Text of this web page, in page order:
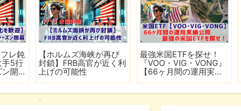
フレ鈍
手5行
開
【ホルムズ海峡が再び
封鎖】FRB高官が近く利
上げの可能性
最強米国ETFを探せ！
『VOO・VIG・VONG』
【66ヶ月間の運用実績